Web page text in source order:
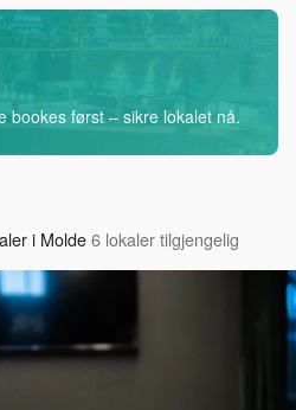
bookes først – sikre lokalet nå.
i Molde6 lokaler tilgjengelig